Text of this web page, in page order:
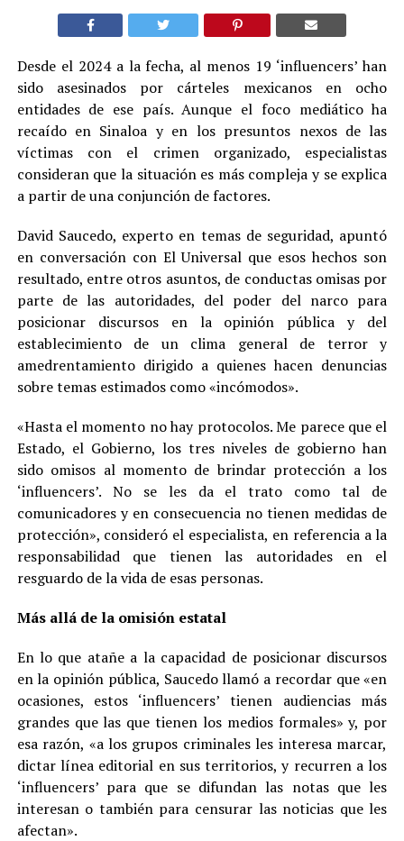
Desde el 2024 a la fecha, al menos 19 ‘influencers’ han
sido asesinados por cárteles mexicanos en ocho
entidades de ese país. Aunque el foco mediático ha
recaído en Sinaloa y en los presuntos nexos de las
víctimas con el crimen organizado, especialistas
consideran que la situación es más compleja y se explica
a partir de una conjunción de factores.
David Saucedo, experto en temas de seguridad, apuntó
en conversación con El Universal que esos hechos son
resultado, entre otros asuntos, de conductas omisas por
parte de las autoridades, del poder del narco para
posicionar discursos en la opinión pública y del
establecimiento de un clima general de terror y
amedrentamiento dirigido a quienes hacen denuncias
sobre temas estimados como «incómodos».
«Hasta el momento no hay protocolos. Me parece que el
Estado, el Gobierno, los tres niveles de gobierno han
sido omisos al momento de brindar protección a los
‘influencers’. No se les da el trato como tal de
comunicadores y en consecuencia no tienen medidas de
protección», consideró el especialista, en referencia a la
responsabilidad que tienen las autoridades en el
resguardo de la vida de esas personas.
Más allá de la omisión estatal
En lo que atañe a la capacidad de posicionar discursos
en la opinión pública, Saucedo llamó a recordar que «en
ocasiones, estos ‘influencers’ tienen audiencias más
grandes que las que tienen los medios formales» y, por
esa razón, «a los grupos criminales les interesa marcar,
dictar línea editorial en sus territorios, y recurren a los
‘influencers’ para que se difundan las notas que les
interesan o también para censurar las noticias que les
afectan».